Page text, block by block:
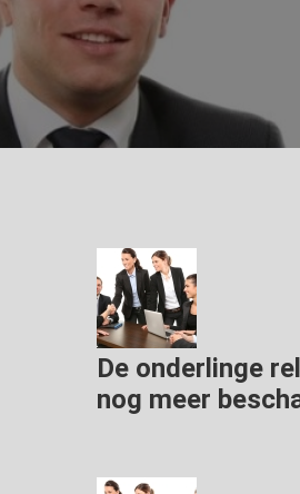
De onderlinge
nog meer